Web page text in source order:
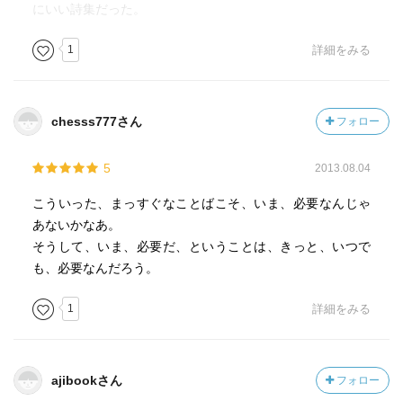
【目次】
木は旅が好き
あのひとの棲む国
鄙ぶりの唄
お休みどころ
笑う能力
苦しみの日々 哀しみの日々
マザー・テレサの瞳
ある一行
あとがき
にいい詩集だった。
1 詳細をみる
chesss777さん フォロー
5 2013.08.04
こういった、まっすぐなことばこそ、いま、必要なんじゃ
あないかなあ。
そうして、いま、必要だ、ということは、きっと、いつで
も、必要なんだろう。
1 詳細をみる
ajibookさん フォロー